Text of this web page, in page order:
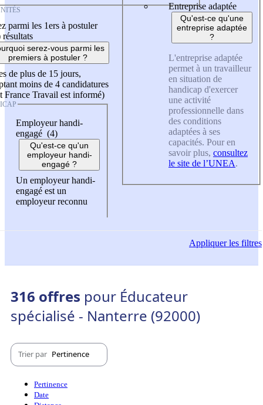
parmi les 1ers à postuler
résultats
serez-vous parmi les
premiers à postuler ?
de plus de 15 jours,
moins de 4 candidatures
France Travail est informé)
Employeur handi-
engagé (4)
Qu'est-ce qu'un
employeur handi-
engagé ?
Un employeur handi-
engagé est un
employeur reconnu
Entreprise adaptée
Qu'est-ce qu'une
entreprise adaptée
?
L'entreprise adaptée
permet à un travailleur
en situation de
handicap d'exercer
une activité
professionnelle dans
des conditions
adaptées à ses
capacités. Pour en
savoir plus, consultez
le site de l’UNEA.
Appliquerles filtres
316 offres pour Éducateur
spécialisé - Nanterre (92000)
Trier par Pertinence
Pertinence
Date